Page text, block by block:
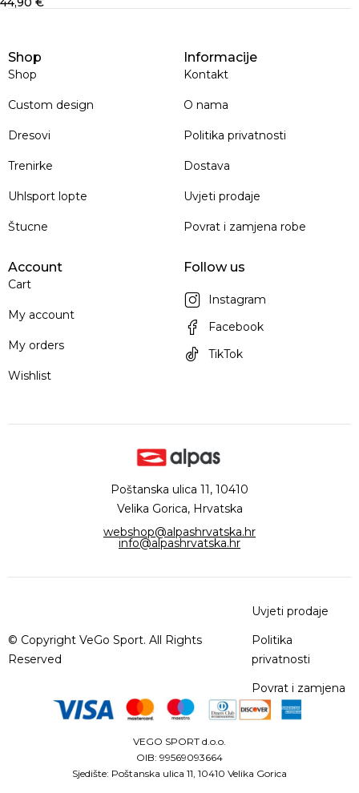
hoody
Shop
Shop
Custom design
Dresovi
Trenirke
Uhlsport lopte
Štucne
Informacije
Kontakt
O nama
Politika privatnosti
Dostava
Uvjeti prodaje
Povrat i zamjena robe
Account
Cart
My account
My orders
Wishlist
Follow us
Instagram
Facebook
TikTok
Poštanska ulica 11, 10410
Velika Gorica, Hrvatska
webshop@alpashrvatska.hr
info@alpashrvatska.hr
© Copyright VeGo Sport. All Rights
Reserved
Uvjeti prodaje
Politika
privatnosti
Povrat i zamjena
VEGO SPORT d.o.o.
OIB: 99569093664
Sjedište: Poštanska ulica 11, 10410 Velika Gorica